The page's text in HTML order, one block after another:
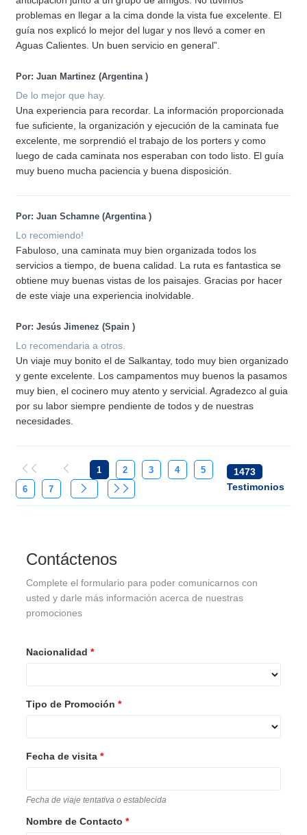
problemas en llegar a la cima donde la vista fue excelente. El
guía nos explicó lo mejor del lugar y nos llevó a comer en
Aguas Calientes. Un buen servicio en general”.
Por: Juan Martinez (Argentina )
De lo mejor que hay.
Una experiencia para recordar. La información proporcionada
fue suficiente, la organización y ejecución de la caminata fue
excelente, me sorprendió el trabajo de los porters y como
luego de cada caminata nos esperaban con todo listo. El guía
muy bueno mucha paciencia y buena disposición.
Por: Juan Schamne (Argentina )
Lo recomiendo!
Fabuloso, una caminata muy bien organizada todos los
servicios a tiempo, de buena calidad. La ruta es fantastica se
obtiene muy buenas vistas de los paisajes. Gracias por hacer
de este viaje una experiencia inolvidable.
Por: Jesús Jimenez (Spain )
Lo recomendaria a otros.
Un viaje muy bonito el de Salkantay, todo muy bien organizado
y gente excelente. Los campamentos muy buenos la pasamos
muy bien, el cocinero muy atento y servicial. Agradezco al guia
por su labor siempre pendiente de todos y de nuestras
necesidades.
1 2 3 4
5
6
7
1473
Testimonios
Contáctenos
Complete el formulario para poder comunicarnos con
usted y darle más información acerca de nuestras
promociones
Nacionalidad *
Tipo de Promoción *
Fecha de visita *
Fecha de viaje tentativa o establecida
Nombre de Contacto *